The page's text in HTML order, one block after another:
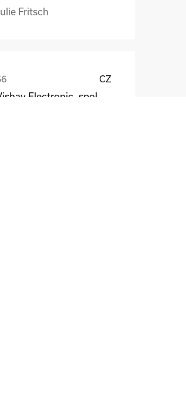
Julie Fritsch
CZ